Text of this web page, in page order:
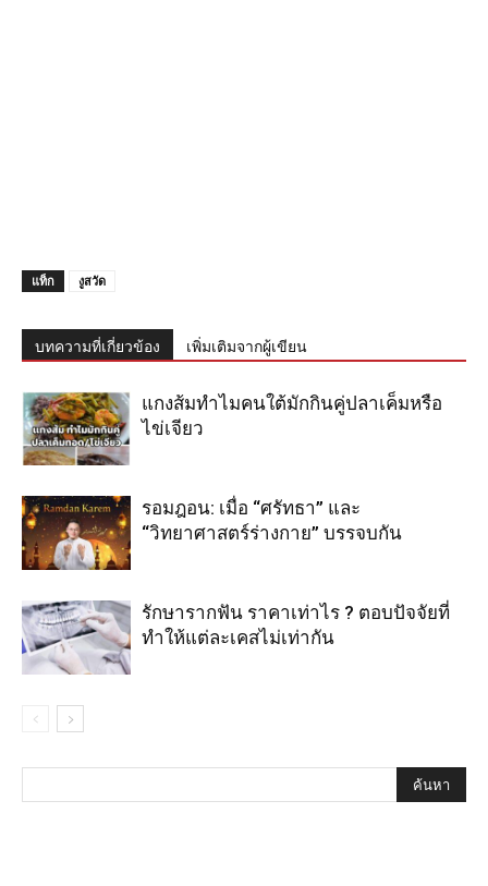
แท็ก งูสวัด
บทความที่เกี่ยวข้อง เพิ่มเติมจากผู้เขียน
แกงส้มทำไมคนใต้มักกินคู่ปลาเค็มหรือ
ไข่เจียว
รอมฎอน: เมื่อ “ศรัทธา” และ
“วิทยาศาสตร์ร่างกาย” บรรจบกัน
รักษารากฟัน ราคาเท่าไร ? ตอบปัจจัยที่
ทำให้แต่ละเคสไม่เท่ากัน